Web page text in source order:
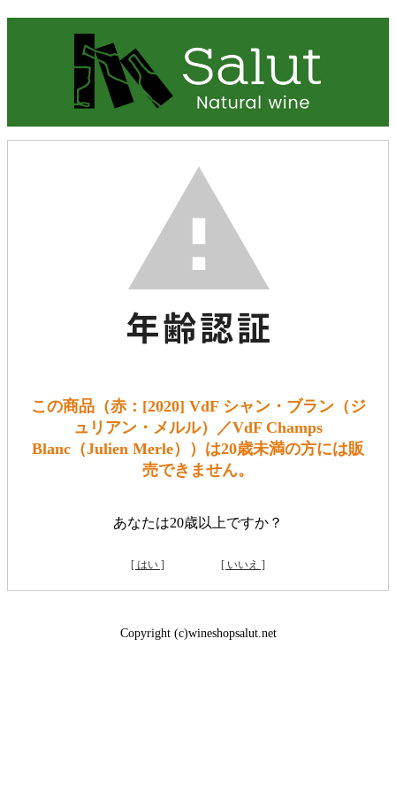
この商品（赤：[2020] VdF シャン・ブラン（ジ
ュリアン・メルル）／VdF Champs
Blanc（Julien Merle））は20歳未満の方には販
売できません。
あなたは20歳以上ですか？
[ はい ] [ いいえ ]
Copyright (c)wineshopsalut.net